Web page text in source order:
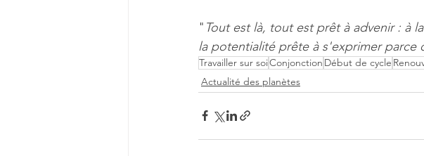
" Tout est là, tout est prêt à advenir : à
la potentialité prête à s'exprimer parce
Travailler sur soiConjonction Début de cycle
Actualité des planètes